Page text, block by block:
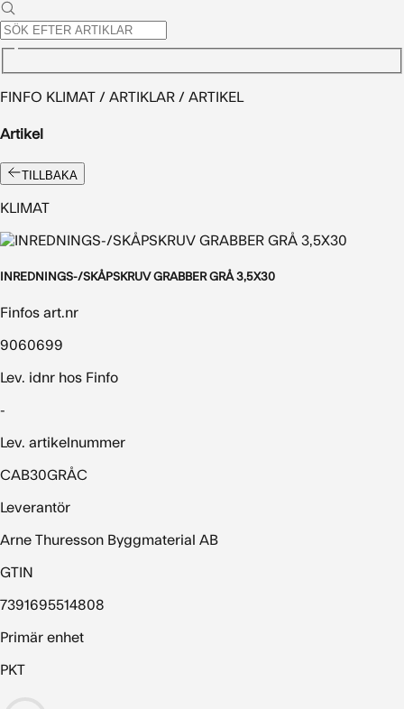
FINFO KLIMAT / ARTIKLAR / ARTIKEL
Artikel
TILLBAKA
KLIMAT
INREDNINGS-/SKÅPSKRUV GRABBER GRÅ 3,5X30
Finfos art.nr
9060699
Lev. idnr hos Finfo
-
Lev. artikelnummer
CAB30GRÅC
Leverantör
Arne Thuresson Byggmaterial AB
GTIN
7391695514808
Primär enhet
PKT